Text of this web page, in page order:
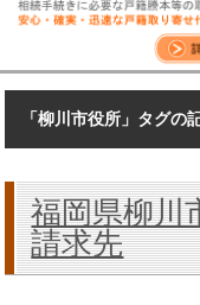
「柳川市役所」タグの
福岡県柳川
請求先